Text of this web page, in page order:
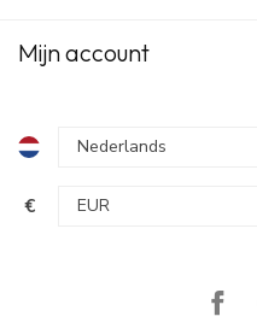
Mijn account
€